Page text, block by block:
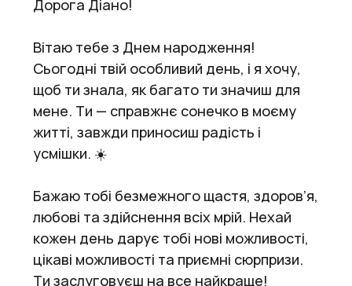
Дорога Діано!
Вітаю тебе з Днем народження!
Сьогодні твій особливий день, і я хочу,
щоб ти знала, як багато ти значиш для
мене. Ти — справжнє сонечко в моєму
житті, завжди приносиш радість і
усмішки. ☀️
Бажаю тобі безмежного щастя, здоров’я,
любові та здійснення всіх мрій. Нехай
кожен день дарує тобі нові можливості,
цікаві можливості та приємні сюрпризи.
Ти заслуговуєш на все найкраще!